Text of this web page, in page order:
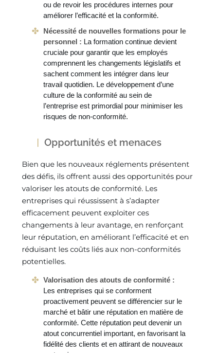
ou de revoir les procédures internes pour
améliorer l’efficacité et la conformité.
Nécessité de nouvelles formations pour le
personnel : La formation continue devient
cruciale pour garantir que les employés
comprennent les changements législatifs et
sachent comment les intégrer dans leur
travail quotidien. Le développement d’une
culture de la conformité au sein de
l’entreprise est primordial pour minimiser les
risques de non-conformité.
Opportunités et menaces
Bien que les nouveaux réglements présentent
des défis, ils offrent aussi des opportunités pour
valoriser les atouts de conformité. Les
entreprises qui réussissent à s’adapter
efficacement peuvent exploiter ces
changements à leur avantage, en renforçant
leur réputation, en améliorant l’efficacité et en
réduisant les coûts liés aux non-conformités
potentielles.
Valorisation des atouts de conformité :
Les entreprises qui se conforment
proactivement peuvent se différencier sur le
marché et bâtir une réputation en matière de
conformité. Cette réputation peut devenir un
atout concurrentiel important, en favorisant la
fidélité des clients et en attirant de nouveaux